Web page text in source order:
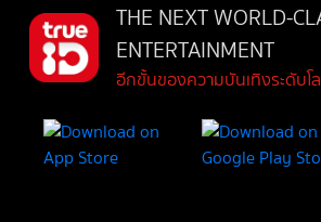
THE NEXT WORLD-
ENTERTAINMENT
อีกขั้นของความบันเทิงระดับ